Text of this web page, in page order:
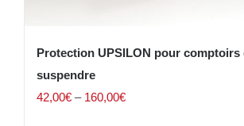
Protection UPSILON pour comptoirs
suspendre
42,00€ – 160,00€